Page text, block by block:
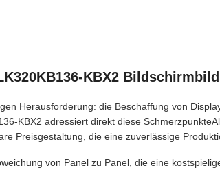
KBX2
Herausforderung: die Beschaffung von
KBX2 adressiert direkt diese
Preisgestaltung, die eine zuverlässige
von Panel zu Panel, die eine